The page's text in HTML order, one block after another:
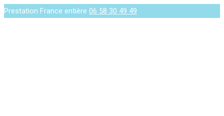
Prestation France entière 06 58 30 49 49